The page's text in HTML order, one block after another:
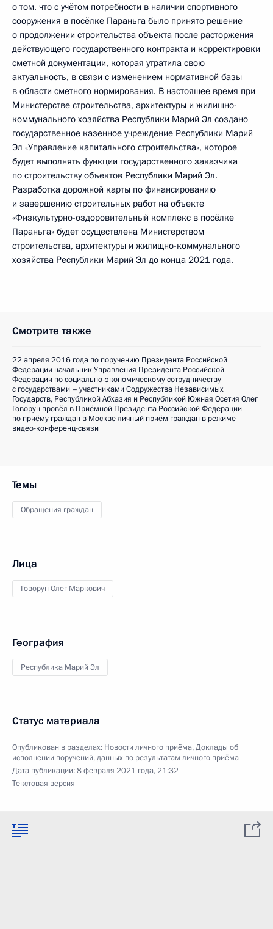
о том, что с учётом потребности в наличии спортивного
сооружения в посёлке Параньга было принято решение
о продолжении строительства объекта после расторжения
действующего государственного контракта и корректировки
сметной документации, которая утратила свою
актуальность, в связи с изменением нормативной базы
в области сметного нормирования. В настоящее время при
Министерстве строительства, архитектуры и жилищно-
коммунального хозяйства Республики Марий Эл создано
государственное казенное учреждение Республики Марий
Эл «Управление капитального строительства», которое
будет выполнять функции государственного заказчика
по строительству объектов Республики Марий Эл.
Разработка дорожной карты по финансированию
и завершению строительных работ на объекте
«Физкультурно-оздоровительный комплекс в посёлке
Параньга» будет осуществлена Министерством
строительства, архитектуры и жилищно-коммунального
хозяйства Республики Марий Эл до конца 2021 года.
Смотрите также
22 апреля 2016 года по поручению Президента Российской
Федерации начальник Управления Президента Российской
Федерации по социально-экономическому сотрудничеству
с государствами – участниками Содружества Независимых
Государств, Республикой Абхазия и Республикой Южная Осетия Олег
Говорун провёл в Приёмной Президента Российской Федерации
по приёму граждан в Москве личный приём граждан в режиме
видео-конференц-связи
Темы
Обращения граждан
Лица
Говорун Олег Маркович
География
Республика Марий Эл
Статус материала
Опубликован в разделах: Новости личного приёма,Доклады об
исполнении поручений, данных по результатам личного приёма
Дата публикации:8 февраля 2021 года, 21:32
Текстовая версия